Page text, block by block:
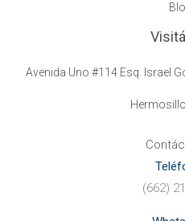
Avenida Uno #114 Esq. Israel
(662)